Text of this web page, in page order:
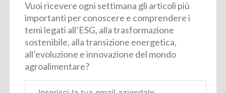
Vuoi ricevere ogni settimana gli articoli più
importanti per conoscere e comprendere i
temi legati all’ESG, alla trasformazione
sostenibile, alla transizione energetica,
all’evoluzione e innovazione del mondo
agroalimentare?